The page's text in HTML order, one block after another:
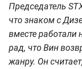
Председатель
что знаком с
вместе
рад, что Вин
жанру. Он